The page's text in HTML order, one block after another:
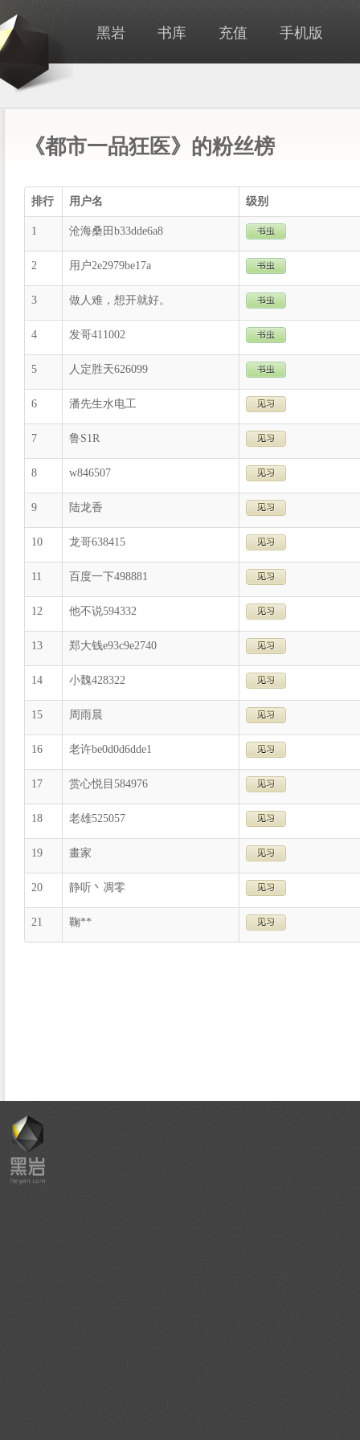
黑岩 书库 充值 手机版
《都市一品狂医》的粉丝榜
排行 用户名 级别
1 沧海桑田b33dde6a8
2 用户2e2979be17a
3 做人难，想开就好。
4 发哥411002
5 人定胜天626099
6 潘先生水电工
7 鲁S1R
8 w846507
9 陆龙香
10 龙哥638415
11 百度一下498881
12 他不说594332
13 郑大钱e93c9e2740
14 小魏428322
15 周雨晨
16 老许be0d0d6dde1
17 赏心悦目584976
18 老雄525057
19 畫家
20 静听丶凋零
21 鞠**